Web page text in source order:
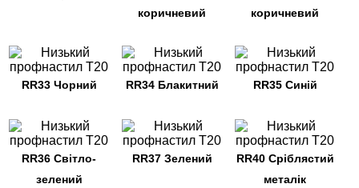
коричневий
коричневий
RR33 Чорний RR34 Блакитний RR35 Синій
RR36 Світло-
зелений
RR37 Зелений
RR40 Сріблястий
металік